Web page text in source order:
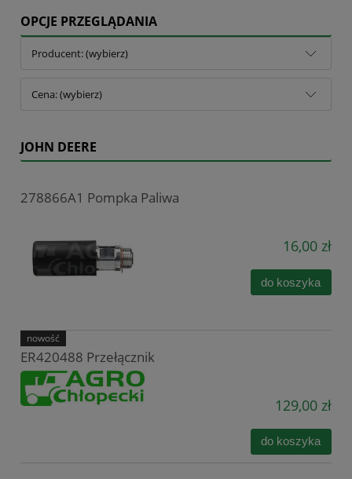
OPCJE PRZEGLĄDANIA
Producent: (wybierz)
Cena: (wybierz)
JOHN DEERE
278866A1 Pompka Paliwa
16,00 zł
do koszyka
ER420488 Przełącznik
129,00 zł
do koszyka
nowość